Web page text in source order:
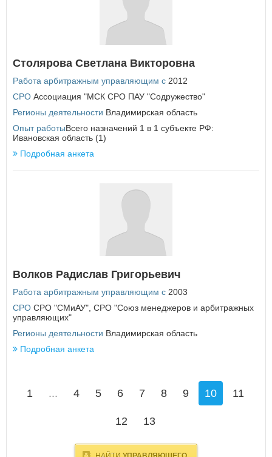
Столярова Светлана Викторовна
Работа арбитражным управляющим с 2012
СРО Ассоциация "МСК СРО ПАУ "Содружество"
Регионы деятельности Владимирская область
Опыт работыВсего назначений 1 в 1 субъекте РФ:
Ивановская область (1)
Подробная анкета
Волков Радислав Григорьевич
Работа арбитражным управляющим с 2003
СРО СРО "СМиАУ" СРО "Союз менеджеров и арбитражных
управляющих"
Регионы деятельности Владимирская область
Подробная анкета
1 ... 4 5 6 7 8 9 10 11
12 13